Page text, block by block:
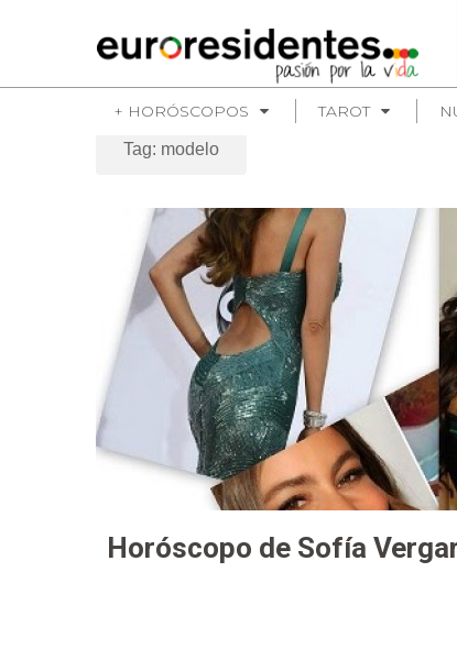
+ HORÓSCOPOS TAROT
Tag: modelo
Horóscopo de Sofía